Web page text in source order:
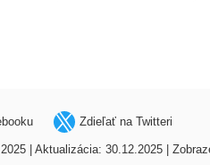
Zdieľať na Twitteri
| Aktualizácia: 30.12.2025 |